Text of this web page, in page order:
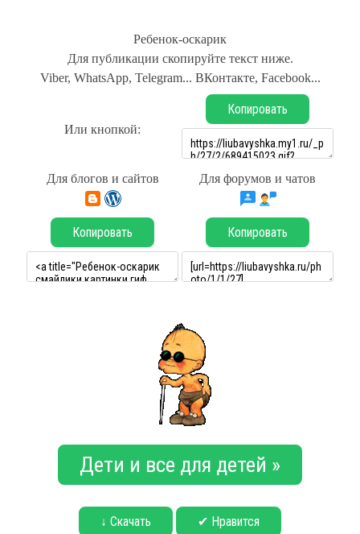
Ребенок-оскарик
Для публикации скопируйте текст ниже.
Viber, WhatsApp, Telegram... ВКонтакте, Facebook...
Или кнопкой:
Копировать
Для блогов и сайтов Для форумов и чатов
Копировать Копировать
Дети и все для детей »
↓ Скачать ✔ Нравится